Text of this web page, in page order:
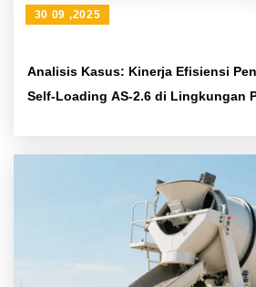
Analisis Kasus: Kinerja Efisiensi
Self-Loading AS-2.6 di Lingkungan
30 09 ,2025